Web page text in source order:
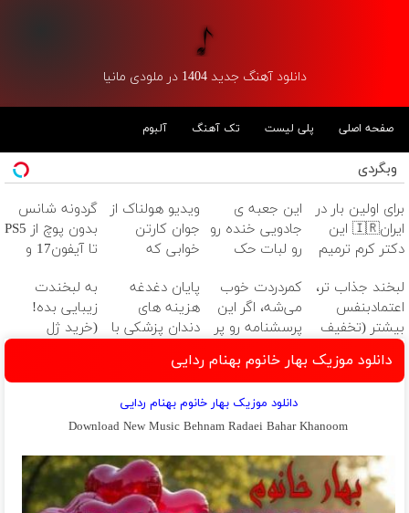
دانلود آهنگ جدید 1404 در ملودی مانیا
صفحه اصلی پلی لیست تک آهنگ آلبوم
وبگردی
برای اولین بار در
ایران🇮🇷 این
دکتر کرم ترمیم
ساخت!
این جعبه ی
جادویی خنده رو
رو لبات حک
خرید40%تخفیف
ویدیو هولناک از
جوان کارتن
خوابی که
آموزش رایگان
گردونه شانس
بدون پوچ از PS5
تا آیفون17 و
لبخند جذاب تر،
اعتمادبنفس
بیشتر (تخفیف
تا امشب)
کمردردت خوب
می‌شه، اگر این
پرسشنامه رو پر
پایان دغدغه
هزینه های
دندان پزشکی با
کننده خانگی
به لبخندت
زیبایی بده!
(خرید ژل
با40%تخفیف)
دانلود موزیک بهار خانوم بهنام ردایی
دانلود موزیک بهار خانوم بهنام ردایی
Download New Music Behnam Radaei Bahar Khanoom